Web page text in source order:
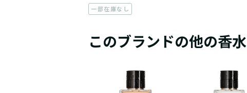
一部在庫なし
このブランドの他の香